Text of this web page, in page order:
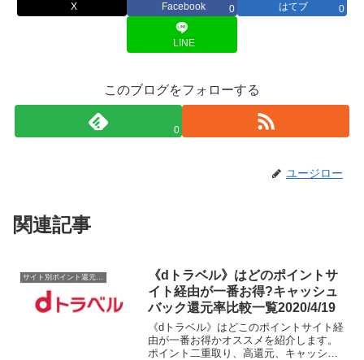
X Facebook 0 はてブ 0
LINE
このブログをフォローする
0
ユージロー
関連記事
《dトラベル》はどのポイントサ
イト経由が一番お得?キャッシュ
バック還元率比較一覧2020/4/19
《dトラベル》はどこのポイントサイト経
由が一番お得かオススメを紹介します。
ポイント二重取り、高還元、キャッシュ